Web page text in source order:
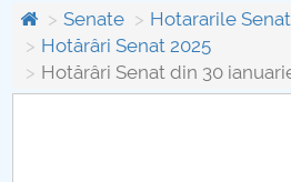
About the University
Senate
Hotararile
Hotărâri Senat 2025
Hotărâri Senat din 30